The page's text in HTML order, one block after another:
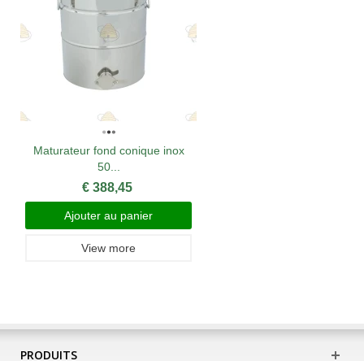
Maturateur fond conique inox
50...
€ 388,45
Ajouter au panier
View more
PRODUITS